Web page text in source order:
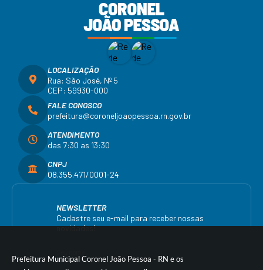
Prefeitura Municipal Coronel João Pessoa - RN e os
LOCALIZAÇÃO
Rua: São José, Nº 5
CEP: 59930-000
FALE CONOSCO
prefeitura@coroneljoaopessoa.rn.gov.br
ATENDIMENTO
das 7:30 as 13:30
CNPJ
08.355.471/0001-24
NEWSLETTER
Cadastre seu e-mail para receber nossas
novidades!